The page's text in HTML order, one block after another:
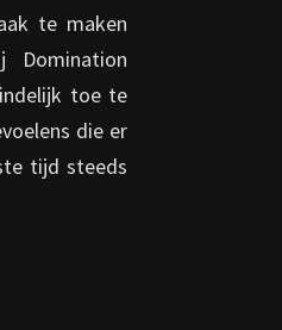
te maken
Domination
toe te
die er
tijd steeds